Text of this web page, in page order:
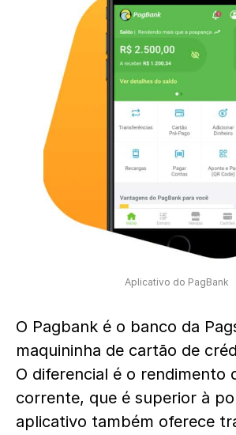
Aplicativo do PagBank
O Pagbank é o banco da
maquininha de cartão de
O diferencial é o rendimento
corrente, que é superior à
aplicativo também oferece